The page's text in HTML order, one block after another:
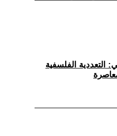
التعددية الفلسفية